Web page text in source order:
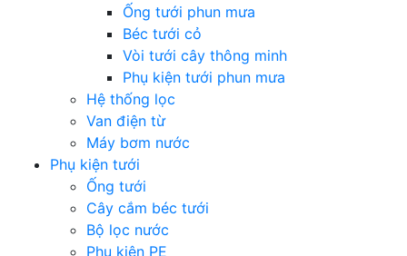
Ống tưới phun mưa
Béc tưới cỏ
Vòi tưới cây thông minh
Phụ kiện tưới phun mưa
Hệ thống lọc
Van điện từ
Máy bơm nước
Phụ kiện tưới
Ống tưới
Cây cắm béc tưới
Bộ lọc nước
Phụ kiện PE